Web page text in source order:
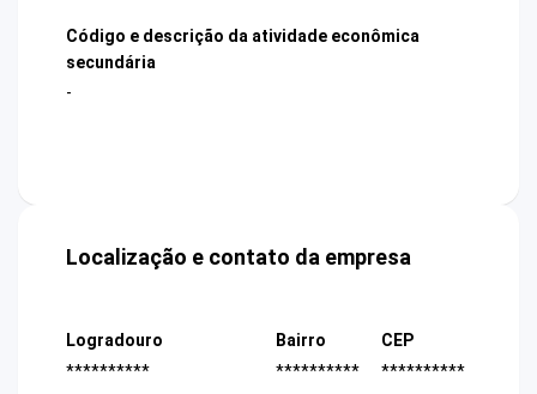
Código e descrição da atividade econômica
secundária
-
Localização e contato da empresa
Logradouro
**********
Bairro
**********
CEP
**********